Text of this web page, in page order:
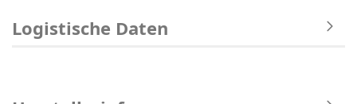
Logistische Daten